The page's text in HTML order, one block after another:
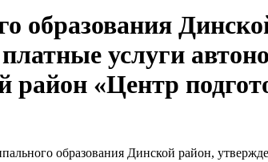
образования
услуги
район «Центр
образования Динской район,